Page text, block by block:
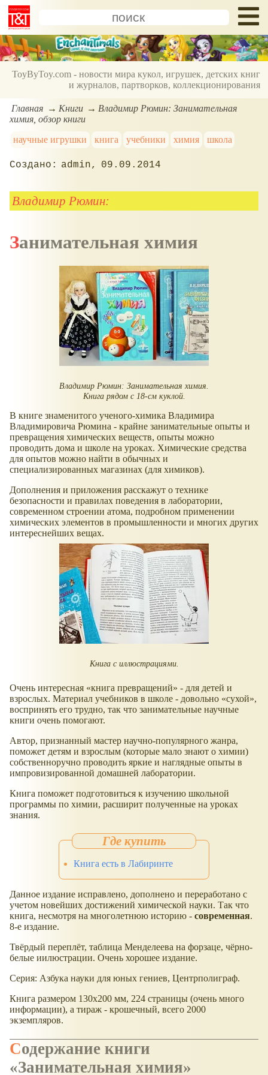
ToyByToy.com - новости мира кукол, игрушек, детских книг
и журналов, партворков, коллекционирования
Главная Книги
Владимир Рюмин: Занимательная
химия, обзор книги
научные игрушки
книга учебники химия школа
admin 09.09.2014
Владимир Рюмин:
Занимательная химия
Владимир Рюмин: Занимательная химия.
Книга рядом с 18-см куклой.
В книге знаменитого ученого-химика Владимира
Владимировича Рюмина - крайне занимательные опыты и
превращения химических веществ, опыты можно
проводить дома и школе на уроках. Химические средства
для опытов можно найти в обычных и
специализированных магазинах (для химиков).
Дополнения и приложения расскажут о технике
безопасности и правилах поведения в лаборатории,
современном строении атома, подробном применении
химических элементов в промышленности и многих других
интереснейших вещах.
Книга с иллюстрациями.
Очень интересная книга превращений
- для детей и
взрослых. Материал учебников в школе - довольно
сухой ,
воспринять его трудно, так что занимательные научные
книги очень помогают.
Автор, признанный мастер научно-популярного жанра,
поможет детям и взрослым (которые мало знают о химии)
собственноручно проводить яркие и наглядные опыты в
импровизированной домашней лаборатории.
Книга поможет подготовиться к изучению школьной
программы по химии, расширит полученные на уроках
знания.
Книга есть в Лабиринте
Данное издание исправлено, дополнено и переработано с
учетом новейших достижений химической науки. Так что
книга, несмотря на многолетнюю историю - современная.
8-е издание.
Твёрдый переплёт, таблица Менделеева на форзаце, чёрно-
белые иилюстрации. Очень хорошее издание.
Серия: Азбука науки для юных гениев, Центрполиграф.
Книга размером 130х200 мм, 224 страницы (очень много
информации), а тираж - крошечный, всего 2000
экземпляров.
Содержание книги
«Занимательная химия»